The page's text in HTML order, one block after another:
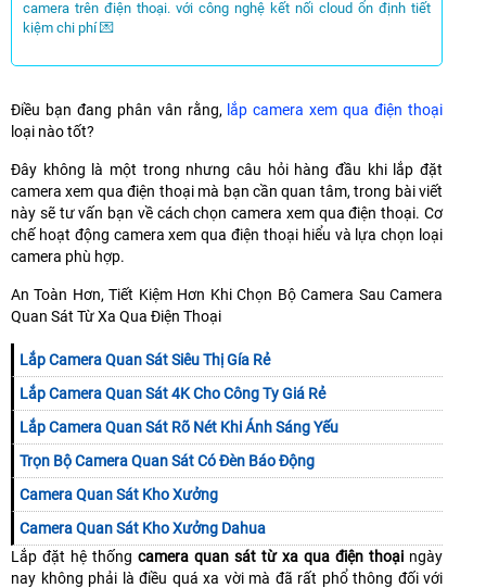
camera trên điện thoại. với công nghệ kết nối cloud ổn định tiết
kiệm chi phí 💌
Điều bạn đang phân vân rằng, lắp camera xem qua điện thoại
loại nào tốt?
Đây không là một trong nhưng câu hỏi hàng đầu khi lắp đặt
camera xem qua điện thoại mà bạn cần quan tâm, trong bài viết
này sẽ tư vấn bạn về cách chọn camera xem qua điện thoại. Cơ
chế hoạt động camera xem qua điện thoại hiểu và lựa chọn loại
camera phù hợp.
An Toàn Hơn, Tiết Kiệm Hơn Khi Chọn Bộ Camera Sau Camera
Quan Sát Từ Xa Qua Điện Thoại
Lắp Camera Quan Sát Siêu Thị Gía Rẻ
Lắp Camera Quan Sát 4K Cho Công Ty Giá Rẻ
Lắp Camera Quan Sát Rõ Nét Khi Ánh Sáng Yếu
Trọn Bộ Camera Quan Sát Có Đèn Báo Động
Camera Quan Sát Kho Xưởng
Camera Quan Sát Kho Xưởng Dahua
Lắp đặt hệ thống camera quan sát từ xa qua điện thoại ngày
nay không phải là điều quá xa vời mà đã rất phổ thông đối với